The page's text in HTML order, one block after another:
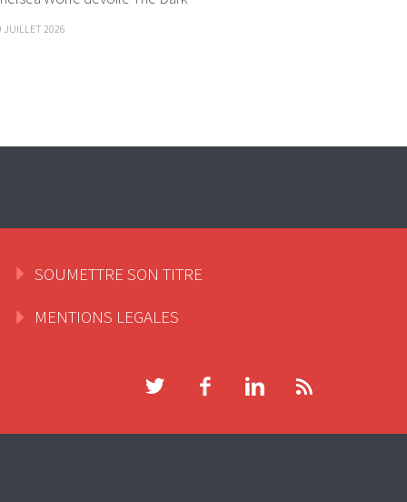
JUILLET 2026
SOUMETTRE SON TITRE
MENTIONS LEGALES